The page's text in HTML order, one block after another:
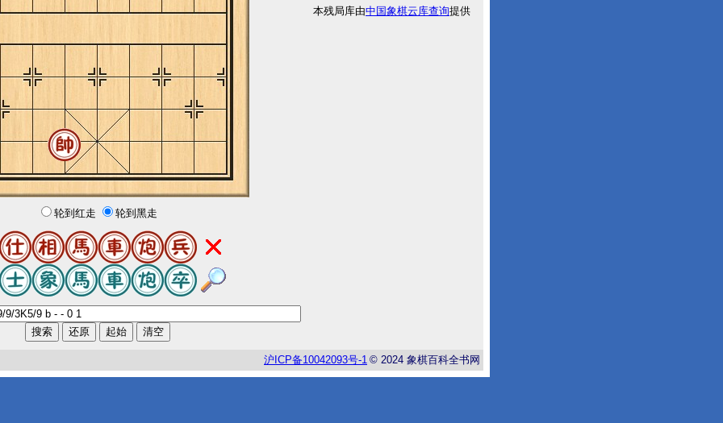
轮到红走 轮到黑走
本残局库由中国象棋云库查询提供
沪 ICP备10042093号-1 © 2024 象棋百科全书网